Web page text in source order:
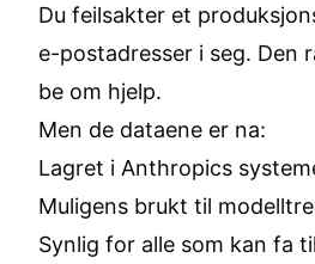
Du feilsakter et
e-postadresser i seg. Den
be om hjelp.
Men de dataene er na:
Lagret i Anthropics
Muligens brukt til
Synlig for alle som kan fa